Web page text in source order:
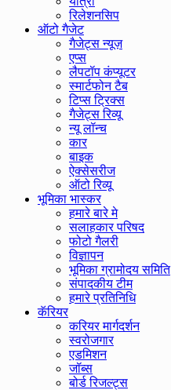
रिलेशनसिप
ऑटो गैजेट
गैजेट्स न्यूज़
एप्स
लैपटॉप कंप्यूटर
स्मार्टफोन टैब
टिप्स ट्रिक्स
गैजेट्स रिव्यू
न्यू लॉन्च
कार
बाइक
ऐक्सेसरीज
ऑटो रिव्यू
भूमिका भास्कर
हमारे बारे मे
सलाहकार परिषद
फोटो गैलरी
विज्ञापन
भूमिका ग्रामोदय समिति
संपादकीय टीम
हमारे प्रतिनिधि
कॅरियर
करियर मार्गदर्शन
स्वरोजगार
एडमिशन
जॉब्स
बोर्ड रिजल्ट्स